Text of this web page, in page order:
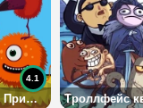
Адам и Ева: Пришельцы
4.1